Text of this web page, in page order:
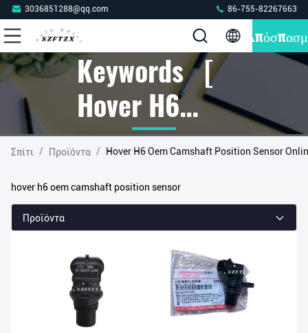
3036851288@qq.com 86-755-82267663
Keywords [
Hover H6
Oem
Camshaft
Position
Sensor ]
Match 3
Προϊόντα
Σπίτι / Προϊόντα / Hover H6 Oem Camshaft Position Sensor
hover h6 oem camshaft position sensor
Προϊόντα